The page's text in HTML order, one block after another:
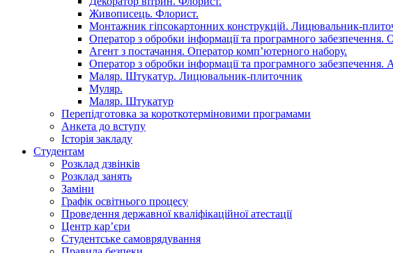
Живописець. Флорист.
Монтажник гіпсокартонних конструкцій. Лицювальник-
Оператор з обробки інформації та програмного забезпечення.
Агент з постачання. Оператор комп’ютерного набору.
Оператор з обробки інформації та програмного забезпечення.
Маляр. Штукатур. Лицювальник-плиточник
Муляр.
Маляр. Штукатур
Перепідготовка за короткотерміновими програмами
Анкета до вступу
Історія закладу
Студентам
Розклад дзвінків
Розклад занять
Заміни
Графік освітнього процесу
Проведення державної кваліфікаційної атестації
Центр кар’єри
Студентське самоврядування